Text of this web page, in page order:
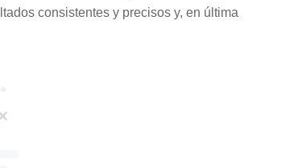
consistentes y precisos y, en última